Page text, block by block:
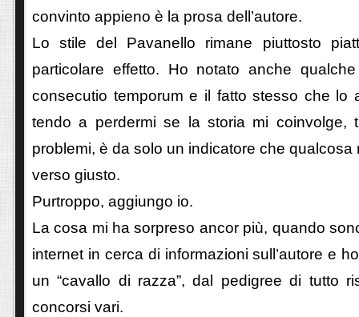
convinto appieno è la prosa dell’autore.
Lo stile del Pavanello rimane piuttosto
particolare effetto. Ho notato anche
consecutio temporum e il fatto stesso che lo
tendo a perdermi se la storia mi coinvolge,
problemi, è da solo un indicatore che qualcosa
verso giusto.
Purtroppo, aggiungo io.
La cosa mi ha sorpreso ancor più, quando
internet in cerca di informazioni sull’autore e
un “cavallo di razza”, dal pedigree di tutto
concorsi vari.